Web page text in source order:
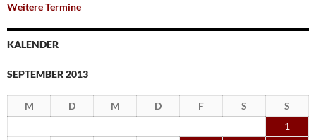
Weitere Termine
KALENDER
SEPTEMBER 2013
M D M D F S
S
1